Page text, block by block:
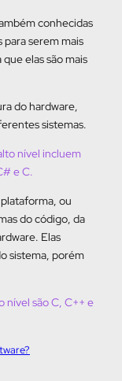
conhecidas
serem mais
elas são mais
do hardware,
sistemas.
nível incluem
e C.
ou
do código, da
Elas
sistema, porém
nível são C, C++ e